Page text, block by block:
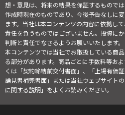
想・意見は、将来の結果を保証するもので
作成時現在のものであり、今後予告なしに
ます。当社は本コンテンツの内容に依拠し
責任を負うものではございません。投資に
判断と責任でなさるようお願いいたします。
本コンテンツでは当社でお取扱している商
る部分があります。商品ごとに手数料等お
くは「契約締結前交付書面」、「上場有価
論見書補完書面」または当社ウェブサイト
に関する説明」をよくお読みください。